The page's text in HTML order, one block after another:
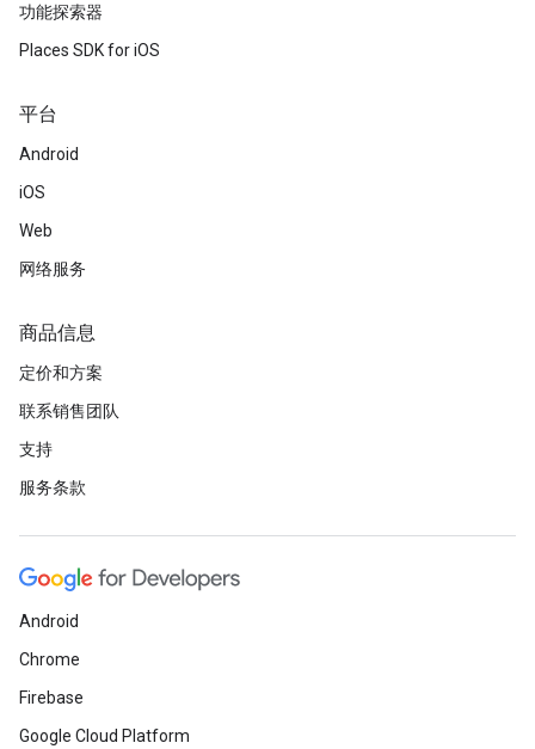
功能探索器
Places SDK for iOS
平台
Android
iOS
Web
网络服务
商品信息
定价和方案
联系销售团队
支持
服务条款
Android
Chrome
Firebase
Google Cloud Platform